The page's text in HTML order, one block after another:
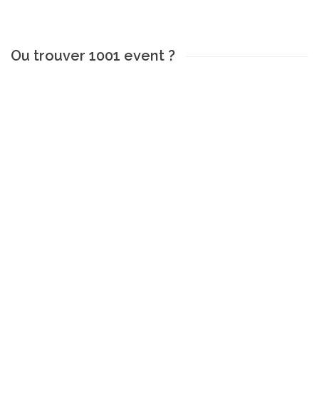
Ou trouver 1001 event ?